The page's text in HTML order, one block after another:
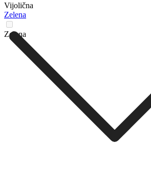
Vijolična
Zelena
Zelena